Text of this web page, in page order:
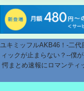
ユキミッフルAKB46！-二
ィックが止まらない？--僕
愕まとめ速報にロマンティ